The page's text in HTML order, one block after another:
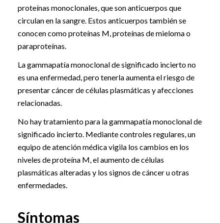
proteínas monoclonales, que son anticuerpos que
circulan en la sangre. Estos anticuerpos también se
conocen como proteínas M, proteínas de mieloma o
paraproteínas.
La gammapatía monoclonal de significado incierto no
es una enfermedad, pero tenerla aumenta el riesgo de
presentar cáncer de células plasmáticas y afecciones
relacionadas.
No hay tratamiento para la gammapatía monoclonal de
significado incierto. Mediante controles regulares, un
equipo de atención médica vigila los cambios en los
niveles de proteína M, el aumento de células
plasmáticas alteradas y los signos de cáncer u otras
enfermedades.
Síntomas